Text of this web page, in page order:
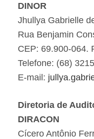
DINOR
Jhullya Gabrielle
Rua Benjamin
CEP: 69.900-064.
Telefone: (68)
E-mail:
Diretoria de
DIRACON
Cícero Antônio